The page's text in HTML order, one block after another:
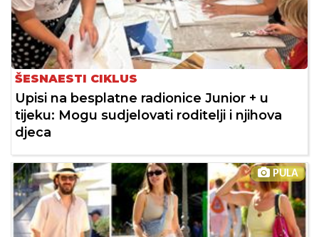
ŠESNAESTI CIKLUS
Upisi na besplatne radionice Junior + u
tijeku: Mogu sudjelovati roditelji i njihova
djeca
PULA